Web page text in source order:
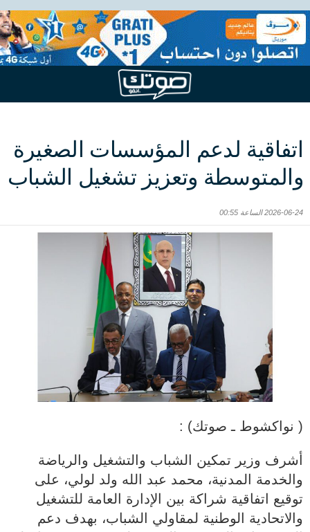
اتفاقية لدعم المؤسسات الصغيرة
والمتوسطة وتعزيز تشغيل الشباب
2026-06-24 الساعة 00:55
( نواكشوط ـ صوتك) :
أشرف وزير تمكين الشباب والتشغيل والرياضة
والخدمة المدنية، محمد عبد الله ولد لولي، على
توقيع اتفاقية شراكة بين الإدارة العامة للتشغيل
والاتحادية الوطنية لمقاولي الشباب، بهدف دعم